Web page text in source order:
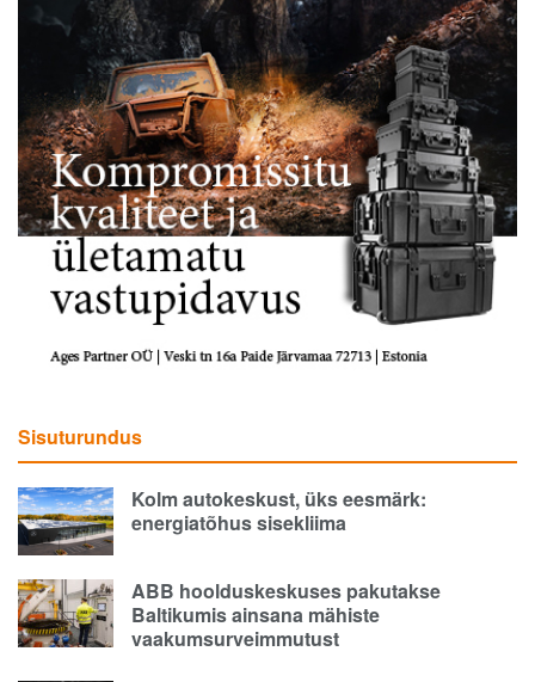
Sisuturundus
Kolm autokeskust, üks eesmärk:
energiatõhus sisekliima
ABB hoolduskeskuses pakutakse
Baltikumis ainsana mähiste
vaakumsurveimmutust